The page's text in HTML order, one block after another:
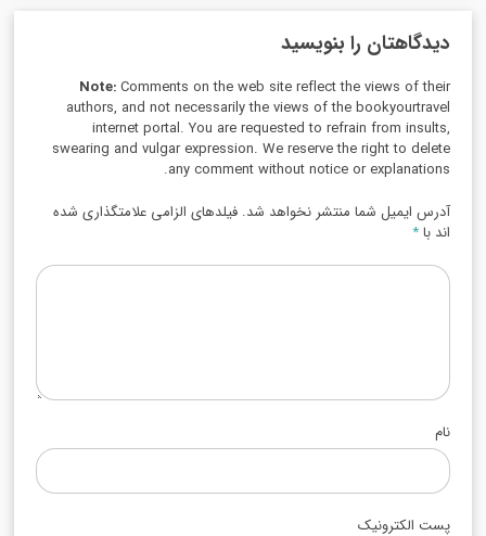
دیدگاهتان را بنویسید
Note:Comments on the web site reflect the views of their
authors, and not necessarily the views of the bookyourtravel
internet portal. You are requested to refrain from insults,
swearing and vulgar expression. We reserve the right to delete
any comment without notice or explanations.
آدرس ایمیل شما منتشر نخواهد شد. فیلدهای الزامی علامتگذاری شده
اند با*
نام
پست الکترونیک